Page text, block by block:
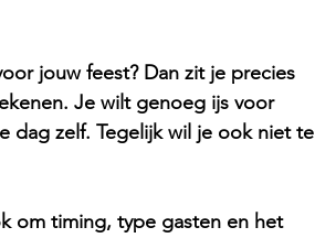
jouw feest? Dan zit je precies
Je wilt genoeg ijs voor
dag zelf. Tegelijk wil je ook niet te
om timing, type gasten en het